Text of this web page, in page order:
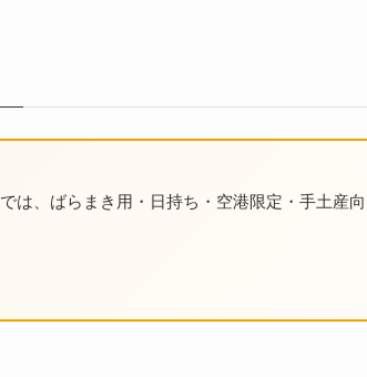
では、ばらまき用・日持ち・空港限定・手土産